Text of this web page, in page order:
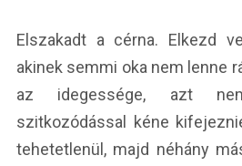
Elszakadt a cérna. Elkezd
akinek semmi oka nem lenne
az idegessége, azt
szitkozódással kéne
tehetetlenül, majd néhány